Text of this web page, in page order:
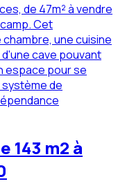
de 47m² à vendre
Cet
une cuisine
cave pouvant
espace pour se
système de
143 m2 à